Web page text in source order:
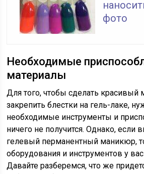
фото
Необходимые
материалы
Для того, чтобы сделать
закрепить блестки на гель-лаке,
необходимые инструменты и
ничего не получится. Однако, если
гелевый перманентный маникюр,
оборудования и инструментов у
Давайте разберемся, что же